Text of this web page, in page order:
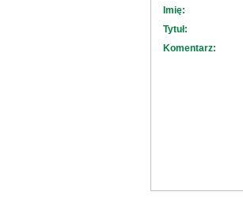
Imię:
Tytuł:
Komentarz: